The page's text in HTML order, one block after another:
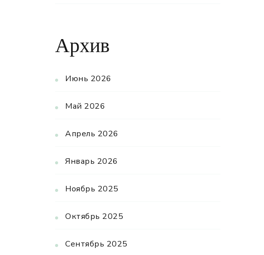
Архив
Июнь 2026
Май 2026
Апрель 2026
Январь 2026
Ноябрь 2025
Октябрь 2025
Сентябрь 2025